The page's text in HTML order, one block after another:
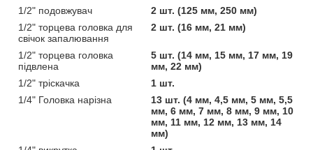
1/2" подовжувач
2 шт. (125 мм, 250 мм)
1/2" торцева головка для
свічок запалювання
2 шт. (16 мм, 21 мм)
1/2" торцева головка
підвлена
5 шт. (14 мм, 15 мм, 17 мм, 19
мм, 22 мм)
1/2" тріскачка
1 шт.
1/4" Головка нарізна
13 шт. (4 мм, 4,5 мм, 5 мм, 5,5
мм, 6 мм, 7 мм, 8 мм, 9 мм, 10
мм, 11 мм, 12 мм, 13 мм, 14
мм)